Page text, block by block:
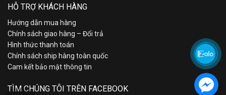
HỖ TRỢ KHÁCH HÀNG
Hướng dẫn mua hàng
Chính sách giao hàng – Đổi trả
Hình thức thanh toán
Chính sách ship hàng toàn quốc
Cam kết bảo mật thông tin
TÌM CHÚNG TÔI TRÊN FACEBOOK